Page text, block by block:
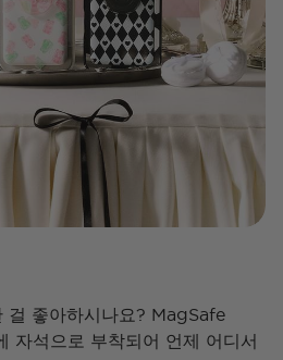
걸 좋아하시나요? MagSafe
자석으로 부착되어 언제 어디서